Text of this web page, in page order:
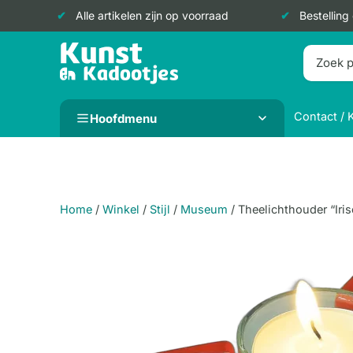
Alle artikelen zijn op voorraad
Doorgaan
Hoofdmenu Contact /
Home / Winkel / Stijl / Museum / Theelichthouder